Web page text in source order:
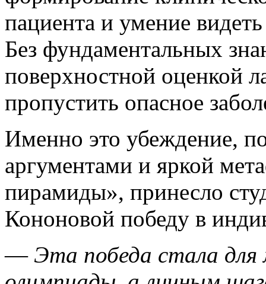
пациента и умение
Без фундаментальных
поверхностной оценкой
пропустить опасное
Именно это убеждение,
аргументами и яркой
пирамиды», принесло
Кононовой победу в
— Эта победа стала для